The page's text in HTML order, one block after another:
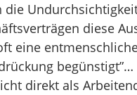
die
diese
eine
begünstigt”…
direkt als